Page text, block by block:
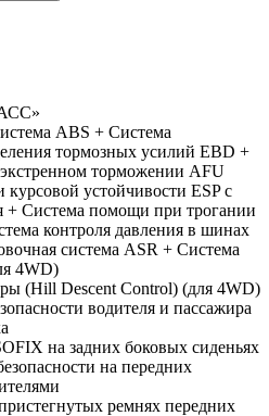
ABS + Система
тормозных усилий EBD +
торможении AFU
курсовой устойчивости ESP с
+ Система помощи при трогании
контроля давления в шинах
система ASR + Система
4WD)
(Hill Descent Control) (для 4WD)
водителя и пассажира
на задних боковых сиденьях
на передних
ремнях передних